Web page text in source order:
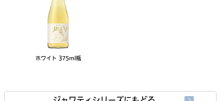
ホワイト 375ml瓶